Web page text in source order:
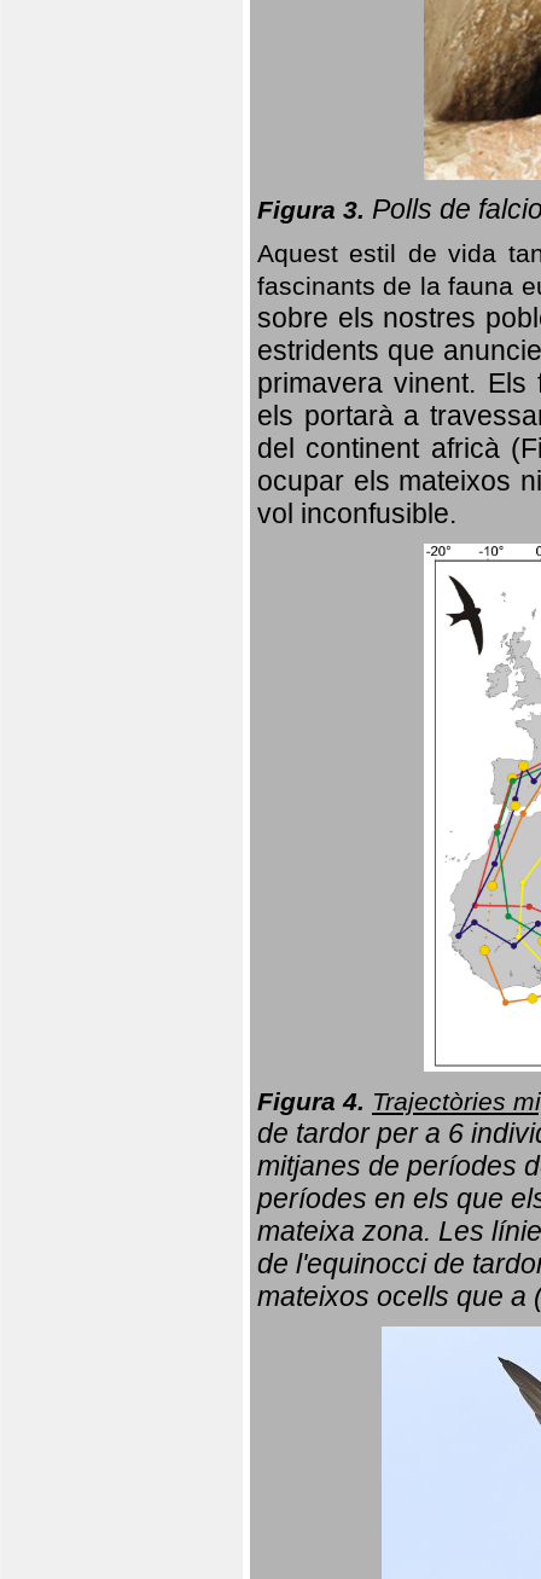
Figura 3. Polls de
Aquest estil de vida
fascinants de la fauna
sobre els nostres
estridents que
primavera vinent. Els
els portarà a
del continent africà
ocupar els mateixos
vol inconfusible.
Figura 4. Trajectòries
de tardor per a 6
mitjanes de períodes
períodes en els que
mateixa zona. Les
de l'equinocci de
mateixos ocells que a